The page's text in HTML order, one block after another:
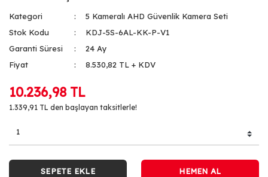
Kategori
5 Kameralı AHD Güvenlik Kamera Seti
Stok Kodu
KDJ-5S-6AL-KK-P-V1
Garanti Süresi
24 Ay
Fiyat
8.530,82 TL + KDV
10.236,98 TL
1.339,91 TL den başlayan taksitlerle!
SEPETE EKLE HEMEN AL